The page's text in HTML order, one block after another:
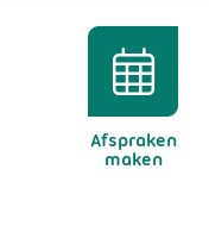
Afspraken
maken